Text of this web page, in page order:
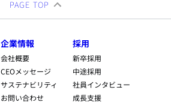
PAGE TOP
企業情報
会社概要
CEOメッセージ
サステナビリティ
お問い合わせ
採用
新卒採用
中途採用
社員インタビュー
成長支援